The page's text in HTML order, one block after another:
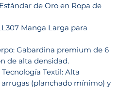
de Oro en Ropa de
Manga Larga para
Gabardina premium de 6
de alta densidad.
Textil: Alta
arrugas (planchado mínimo) y